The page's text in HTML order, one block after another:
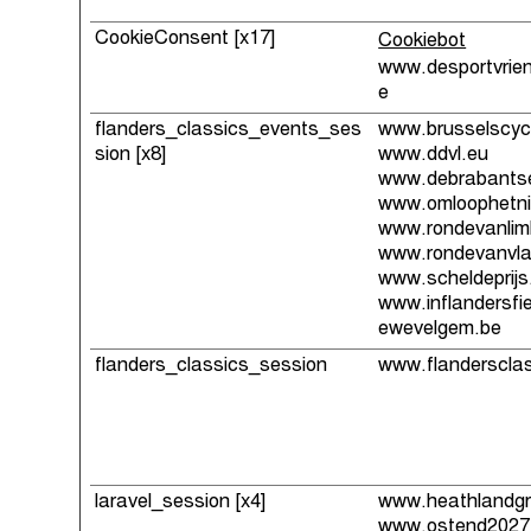
CookieConsent [x17]
Cookiebot
e
flanders_classics_events_ses
sion [x8]
www.ddvl.eu
ewevelgem.be
flanders_classics_session
laravel_session [x4]